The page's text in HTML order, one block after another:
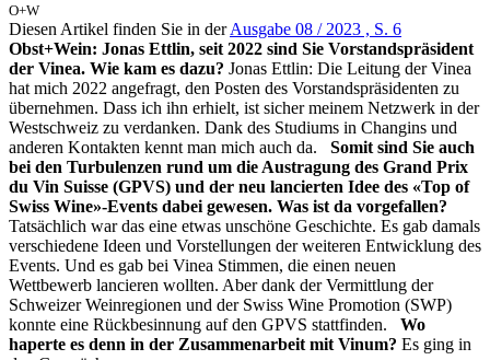
O+W
Diesen Artikel finden Sie in derAusgabe 08 / 2023 , S. 6
Obst+Wein: Jonas Ettlin, seit 2022 sind Sie Vorstandspräsident
der Vinea. Wie kam es dazu? Jonas Ettlin: Die Leitung der Vinea
hat mich 2022 an­gefragt, den Posten des Vorstandspräsidenten zu
übernehmen. Dass ich ihn erhielt, ist sicher meinem Netzwerk in der
Westschweiz zu verdanken. Dank des Studiums in Changins und
anderen Kontakten kennt man mich auch da. Somit sind Sie auch
bei den Turbulenzen rund um die Austragung des Grand Prix
du Vin Suisse (GPVS) und der neu lancierten Idee des «Top of
Swiss Wine»-Events dabei gewesen. Was ist da vorgefallen?
Tatsächlich war das eine etwas unschöne Geschichte. Es gab damals
verschiedene Ideen und Vorstellungen der weiteren Entwicklung des
Events. Und es gab bei Vinea Stimmen, die einen neuen
Wettbewerb lancieren wollten. Aber dank der Vermittlung der
Schweizer Weinregionen und der Swiss Wine Promotion (SWP)
konnte eine Rückbesinnung auf den GPVS stattfinden. Wo
haperte es denn in der Zusammenarbeit mit Vinum? Es ging in